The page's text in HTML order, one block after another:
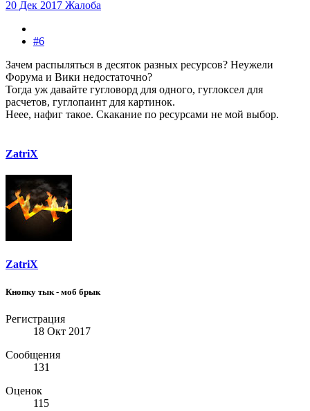
20 Дек 2017 Жалоба
#6
Зачем распыляться в десяток разных ресурсов? Неужели
Форума и Вики недостаточно?
Тогда уж давайте гугловорд для одного, гуглоксел для
расчетов, гуглопаинт для картинок.
Неее, нафиг такое. Скакание по ресурсами не мой выбор.
ZatriX
ZatriX
Кнопку тык - моб брык
Регистрация
18 Окт 2017
Сообщения
131
Оценок
115